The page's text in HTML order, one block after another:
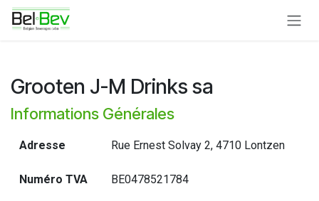
Se rendre au contenu
Grooten J-M Drinks sa
Informations Générales
Adresse Rue Ernest Solvay 2, 4710 Lontzen
Numéro TVA BE0478521784